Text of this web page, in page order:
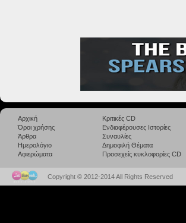
Αρχική
Όροι χρήσης
Άρθρα
Ημερολόγιο
Αφιερώματα
Κριτικές CD
Ενδιαφέρουσες Ιστορίες
Συναυλίες
Δημοφιλή Θέματα
Προσεχείς κυκλοφορίες CD
Copyright © 2012-2014 All Rights Reserved